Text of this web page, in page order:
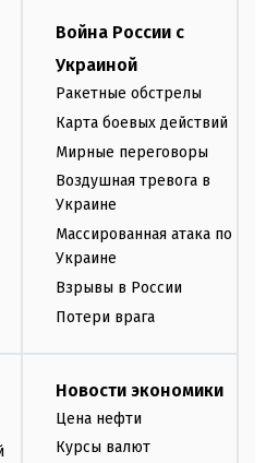
Война России с
Украиной
Ракетные обстрелы
Карта боевых действий
Мирные переговоры
Воздушная тревога в
Украине
Массированная атака по
Украине
Взрывы в России
Потери врага
Новости экономики
Цена нефти
Курсы валют